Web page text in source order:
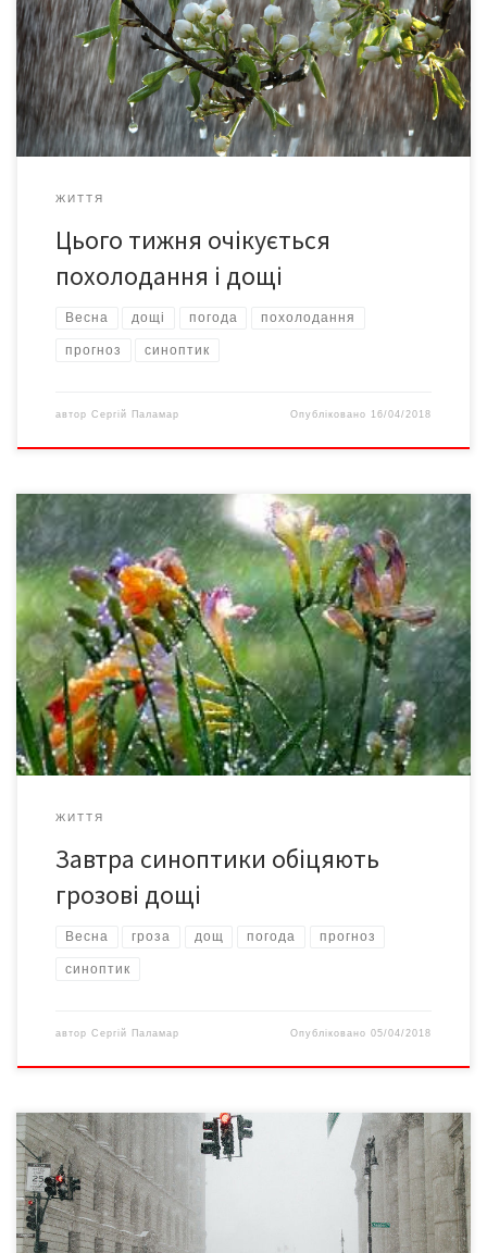
до+24 °С, на півдні та сході до+21 °С. На заході стовпчик
термометра підніметься до+26 °С, у центрі – до+25 °С. У
вівторок, 17 квітня, в Україні практично без опадів. На заході
до+25 °С. У середу, […]
ЖИТТЯ
Цього тижня очікується
похолодання і дощі
Весна дощі погода похолодання
прогноз синоптик
автор Сергій Паламар Опубліковано 16/04/2018
В Україну повертаються короткочасні дощі та грози, а також
трішки опуститься температура повітря. Про це розповіла
синоптик Наталка Діденко на своїй сторінці в соцмережі
Facebook. За її словами, вже завтра, 6 квітня, дощі та грози
очікуються на заході, а ввечері і на Київщині, Вінниччині та
Житомирщині. “Ці дощі трохи освіжать […]
ЖИТТЯ
Завтра синоптики обіцяють
грозові дощі
Весна гроза дощ погода прогноз
синоптик
автор Сергій Паламар Опубліковано05/04/2018
Неочікуваний снігопад здивував всіх жителів Нью-Йорка. В
історії міста це лише восьмий раз, коли у квітні йде сніг. Якщо у
березні американці сприймали холодну погоду з розумінням,